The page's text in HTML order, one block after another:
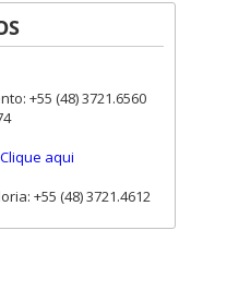
+55 (48) 3721.6560
Clique aqui
+55 (48) 3721.4612